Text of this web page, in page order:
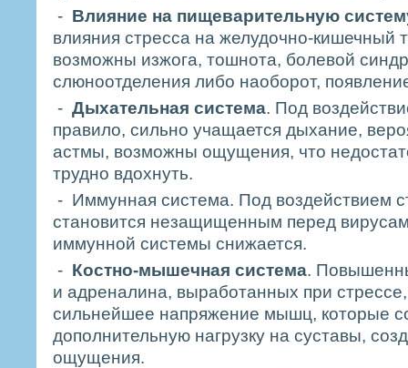
- Влияние на пищеварительную
влияния стресса на желудочно-кишечный
возможны изжога, тошнота, болевой
слюноотделения либо наоборот,
- Дыхательная система. Под
правило, сильно учащается дыхание,
астмы, возможны ощущения, что
трудно вдохнуть.
- Иммунная система. Под воздействием
становится незащищенным перед
иммунной системы снижается.
- Костно-мышечная система.
и адреналина, выработанных при
сильнейшее напряжение мышц, которые
дополнительную нагрузку на суставы,
ощущения.